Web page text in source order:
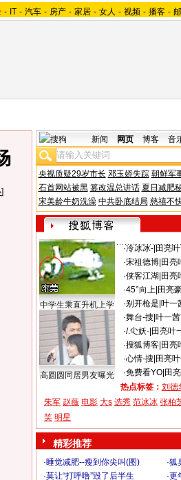
- IT - 汽车 - 房产 - 家居 - 女人 - 视频 - 播客 -
]
新闻 网页 博客 音
央视质疑29岁市长 邓玉娇失踪 朝鲜军
石首网站被黑 篡改温总讲话 夏日减肥
宋美龄牛奶洗澡 中共卧底结局 慈禧不
中学生乘直升机上学
高圆圆同居男友曝光
·冷冰冰-| 田亮
·宋祖德博| 田亮
·侠客江湖 田亮
·45°向上| 田亮
·别开枪是 叶一
·舞台-搜 叶一
·/.尐妖· 田亮叶
·搜狐博客| 田亮
·心情-搜 田亮
·免费看YO| 田
热点标签： 刘德
朱军 赵薇 电影 大s 选秀 范冰冰 张柏
笑 明星
精彩推荐
·睡觉减肥--瘦到你尖叫(图) ·狐
·莫让“打呼噜”毁了后半生 ·更